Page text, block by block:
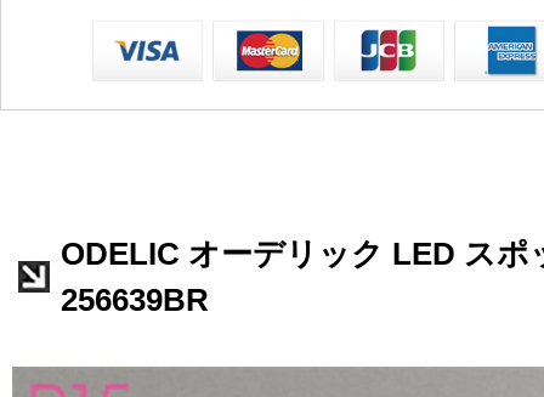
ODELIC オーデリック LED スポ
256639BR